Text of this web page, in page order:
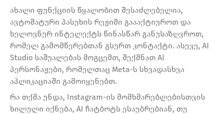
ახალი ფუნქციის წყალობით შესაძლებელია,
ავტომატური პასუხის რეჟიმი გაააქტიუროთ და
ხელოვნურ ინტელექტს წინასწარ განუსაზღვროთ,
რომელ გამომწერებთან გსურთ კონტაქტი. ასევე, AI
Studio საშუალებას მოგცემთ, შექმნათ AI
პერსონაჟები, რომელთაც Meta-ს სხვადასხვა
აპლიკაციაში გამოიყენებთ.
რა თქმა უნდა, Instagram-ის მომხმარებლებისთვის
ხილული იქნება, AI ჩატბოტს ესაუბრებიან, თუ